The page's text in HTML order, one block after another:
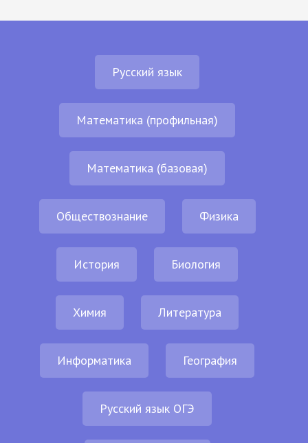
Русский язык
Математика (профильная)
Математика (базовая)
Обществознание Физика
История Биология
Химия Литература
Информатика География
Русский язык ОГЭ